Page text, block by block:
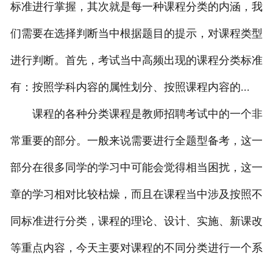
标准进行掌握，其次就是每一种课程分类的内涵，我
们需要在选择判断当中根据题目的提示，对课程类型
进行判断。首先，考试当中高频出现的课程分类标准
有：按照学科内容的属性划分、按照课程内容的...
课程的各种分类课程是教师招聘考试中的一个非
常重要的部分。一般来说需要进行全题型备考，这一
部分在很多同学的学习中可能会觉得相当困扰，这一
章的学习相对比较枯燥，而且在课程当中涉及按照不
同标准进行分类，课程的理论、设计、实施、新课改
等重点内容，今天主要对课程的不同分类进行一个系